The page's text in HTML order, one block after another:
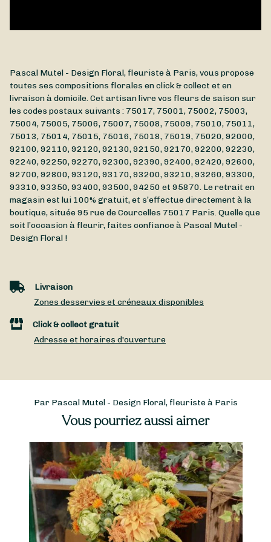
Pascal Mutel - Design Floral, fleuriste à Paris, vous propose
toutes ses compositions florales en click & collect et en
livraison à domicile. Cet artisan livre vos fleurs de saison sur
les codes postaux suivants : 75017, 75001, 75002, 75003,
75004, 75005, 75006, 75007, 75008, 75009, 75010, 75011,
75013, 75014, 75015, 75016, 75018, 75019, 75020, 92000,
92100, 92110, 92120, 92130, 92150, 92170, 92200, 92230,
92240, 92250, 92270, 92300, 92390, 92400, 92420, 92600,
92700, 92800, 93120, 93170, 93200, 93210, 93260, 93300,
93310, 93350, 93400, 93500, 94250 et 95870. Le retrait en
magasin est lui 100% gratuit, et s’effectue directement à la
boutique, située95 rue de Courcelles 75017 Paris. Quelle que
soit l’occasion à fleurir, faites confiance à Pascal Mutel -
Design Floral !
Livraison
Zones desservies et créneaux disponibles
Click & collect gratuit
Adresse et horaires d'ouverture
Par Pascal Mutel - Design Floral, fleuriste à Paris
Vous pourriez aussi aimer